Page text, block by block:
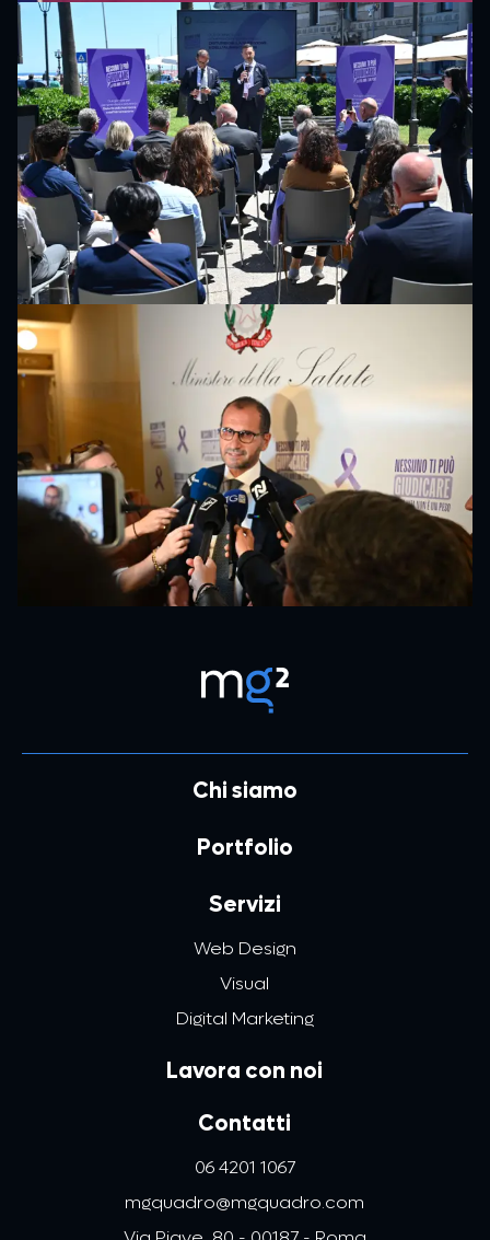
Chi siamo
Portfolio
Servizi
Web Design
Visual
Digital Marketing
Lavora con noi
Contatti
06 4201 1067
mgquadro@mgquadro.com